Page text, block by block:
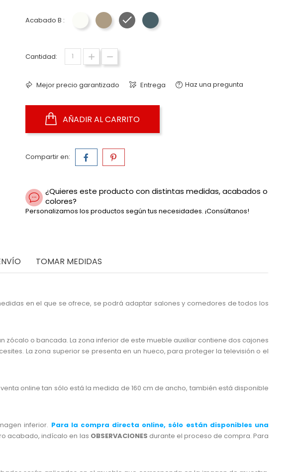
Acabado B : Blanco - Torga Nativ
Latte - Torga Nativ
Grafeno - Torga Nativ
Mare - Torga Nativ
Cantidad:
Mejor precio garantizado Entrega Haz una pregunta
AÑADIR AL CARRITO
Compartir en:
¿Quieres este producto con distintas medidas, acabados o
colores?
Personalizamos los productos según tus necesidades. ¡Consúltanos!
TOMAR MEDIDAS
en el que se ofrece, se podrá adaptar salones y comedores de todos los
o bancada. La zona inferior de este mueble auxiliar contiene dos cajones
La zona superior se presenta en un hueco, para proteger la televisión o el
online tan sólo está la medida de 160 cm de ancho, también está disponible
inferior. Para la compra directa online, sólo están disponibles una
acabado, indícalo en las OBSERVACIONES durante el proceso de compra. Para